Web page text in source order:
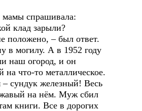
мамы спрашивала:
клад зарыли?
положено, – был ответ.
в могилу. А в 1952 году
наш огород, и он
на что-то металлическое.
сундук железный! Весь
на нём. Муж сбил
книги. Все в дорогих